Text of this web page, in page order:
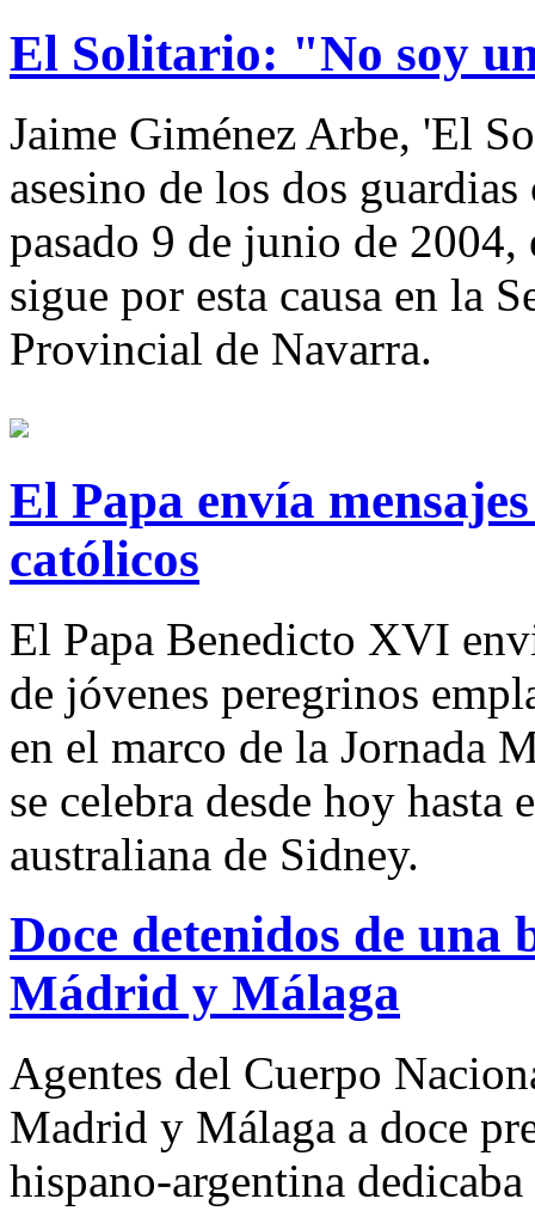
El Solitario: "No soy
Jaime Giménez Arbe, 'El
asesino de los dos
pasado 9 de junio de
sigue por esta causa en la
Provincial de Navarra.
El Papa envía
católicos
El Papa Benedicto XVI
de jóvenes peregrinos
en el marco de la Jornada
se celebra desde hoy
australiana de Sidney.
Doce detenidos de una
Mádrid y Málaga
Agentes del Cuerpo
Madrid y Málaga a doce
hispano-argentina